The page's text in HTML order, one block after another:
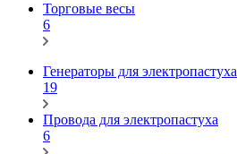
Торговые весы
6
Генераторы для электропастуха
19
Провода для электропастуха
6